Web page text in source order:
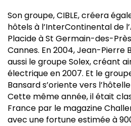
Son groupe, CIBLE, créera
hôtels à l’InterContinental de
Placide à St Germain-des-
Cannes. En 2004, Jean-Pierre
aussi le groupe Solex, créant
électrique en 2007. Et le
Bansard s’oriente vers
Cette même année, il était
France par le magazine
avec une fortune estimée à